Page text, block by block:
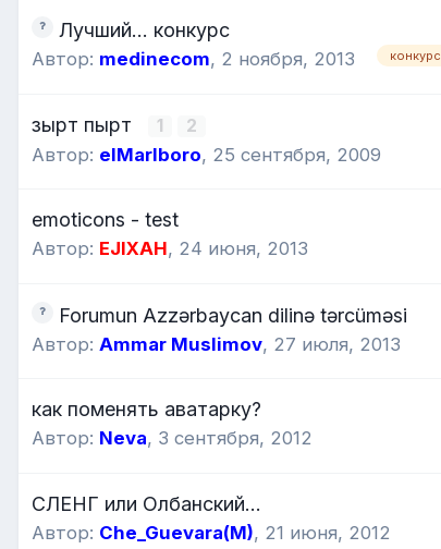
Лучший... конкурс
Автор: medinecom, 2 ноября, 2013 конкурс
зырт пырт 1 2
Автор: elMarlboro, 25 сентября, 2009
emoticons - test
Автор: EJIXAH, 24 июня, 2013
Forumun Azzərbaycan dilinə tərcüməsi
Автор: Ammar Muslimov, 27 июля, 2013
как поменять аватарку?
Автор: Neva, 3 сентября, 2012
СЛЕНГ или Олбанский...
Автор: Che_Guevara(M), 21 июня, 2012